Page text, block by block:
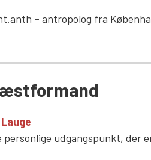
– antropolog fra
personlige udgangspunkt, der